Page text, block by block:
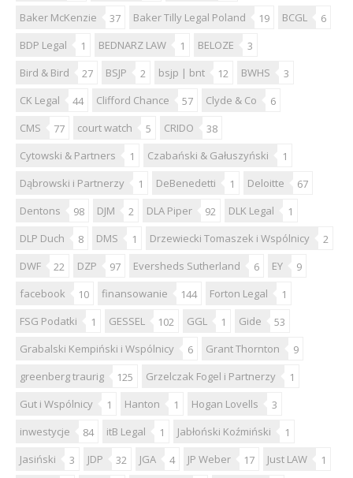
Baker McKenzie
37 Baker Tilly Legal Poland 19 BCGL
6
BDP Legal
1 BEDNARZ LAW 1 BELOZE
3
Bird & Bird
27 BSJP 2 bsjp | bnt 12 BWHS
3
CK Legal
44 Clifford Chance 57 Clyde & Co
6
CMS
77 court watch 5 CRIDO
38
Cytowski & Partners
1 Czabański & Gałuszyński
1
Dąbrowski i Partnerzy
1 DeBenedetti 1 Deloitte
67
Dentons
98 DJM 2 DLA Piper 92 DLK Legal
1
DLP Duch
8 DMS 1 Drzewiecki Tomaszek i Wspólnicy
2
DWF
22 DZP 97 Eversheds Sutherland 6 EY
9
facebook
10 finansowanie 144 Forton Legal
1
FSG Podatki
1 GESSEL 102 GGL 1 Gide
53
Grabalski Kempiński i Wspólnicy
6 Grant Thornton
9
greenberg traurig
125 Grzelczak Fogel i Partnerzy
1
Gut i Wspólnicy
1 Hanton 1 Hogan Lovells
3
inwestycje
84 itB Legal 1 Jabłoński Koźmiński
1
Jasiński
3 JDP 32 JGA 4 JP Weber 17 Just LAW
1